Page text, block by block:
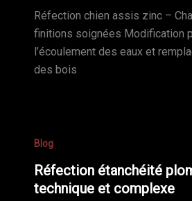
Réfection chien assis zinc –
finitions soignées Modification
l’écoulement des eaux et
des bois
Blog
Réfection étanchéité
technique et complexe